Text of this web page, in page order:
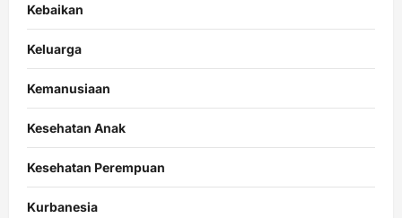
Kebaikan
Keluarga
Kemanusiaan
Kesehatan Anak
Kesehatan Perempuan
Kurbanesia